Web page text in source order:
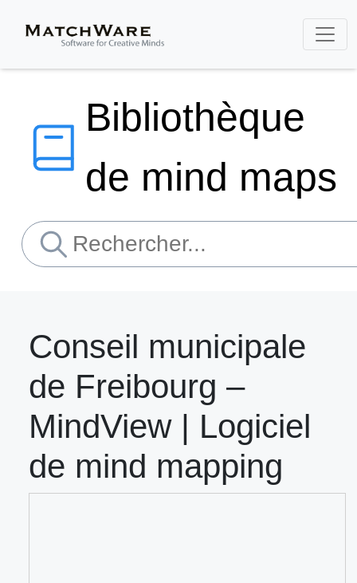
Bibliothèque
de mind maps
Conseil municipale
de Freibourg –
MindView | Logiciel
de mind mapping